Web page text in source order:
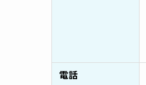
電話